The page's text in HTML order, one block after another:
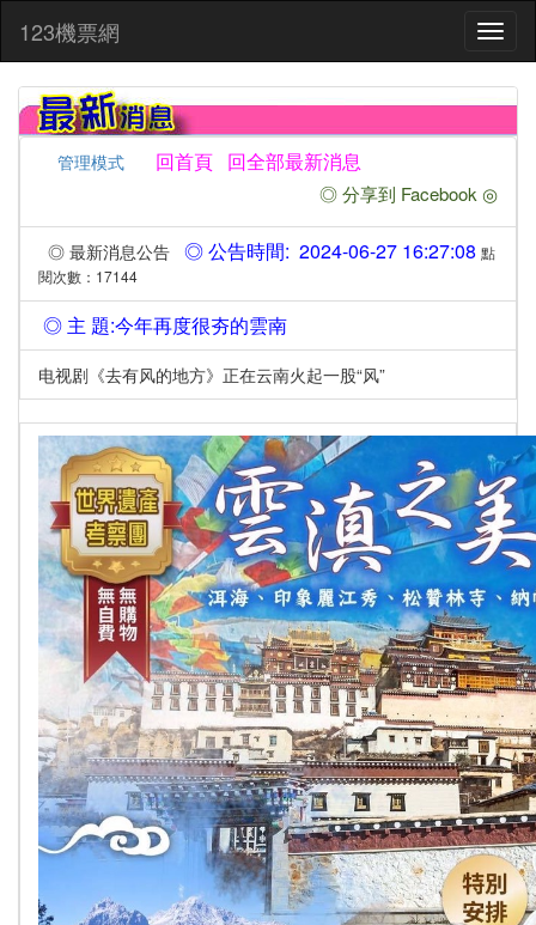
123機票網
管理模式 回首頁 回全部最新消息
◎ 分享到 Facebook ◎
◎ 最新消息公告 ◎ 公告時間: 2024-06-27 16:27:08 點
閱次數：17144
◎ 主 題:今年再度很夯的雲南
电视剧《去有风的地方》正在云南火起一股“风”